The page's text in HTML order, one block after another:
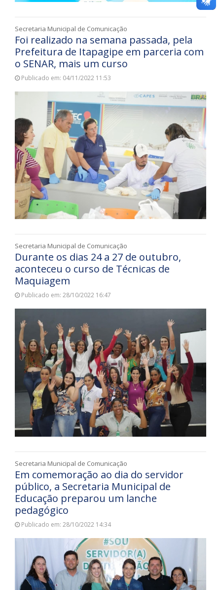
Secretaria Municipal de Comunicação
Foi realizado na semana passada, pela
Prefeitura de Itapagipe em parceria com
o SENAR, mais um curso
Publicado em: 04/11/2022 11:53
Secretaria Municipal de Comunicação
Durante os dias 24 a 27 de outubro,
aconteceu o curso de Técnicas de
Maquiagem
Publicado em: 28/10/2022 16:47
Secretaria Municipal de Comunicação
Em comemoração ao dia do servidor
público, a Secretaria Municipal de
Educação preparou um lanche
pedagógico
Publicado em: 28/10/2022 14:34